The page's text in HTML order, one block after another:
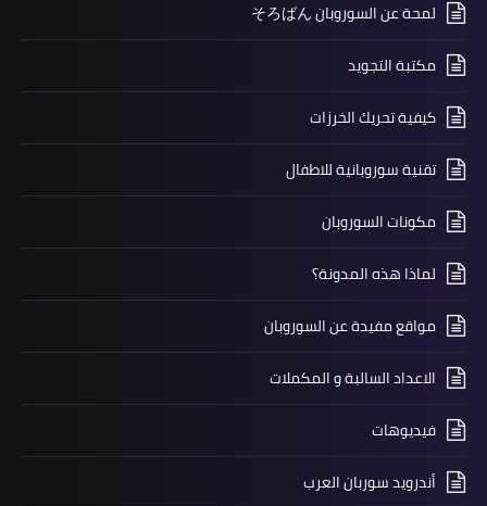
لمحة عن السوروبان そろばん
مكتبة التجويد
كيفية تحريك الخرزات
تقنية سوروبانية للاطفال
مكونات السوروبان
لماذا هذه المدونة؟
مواقع مفيدة عن السوروبان
الاعداد السالبة و المكملات
فيديوهات
أندرويد سوربان العرب